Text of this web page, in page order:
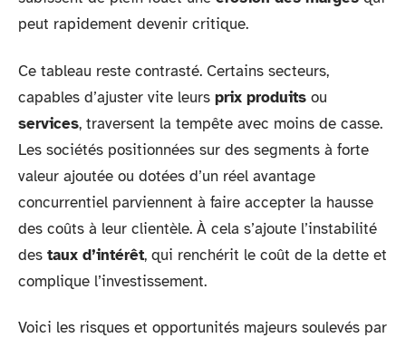
peut rapidement devenir critique.
Ce tableau reste contrasté. Certains secteurs,
capables d’ajuster vite leurs prix produits ou
services, traversent la tempête avec moins de casse.
Les sociétés positionnées sur des segments à forte
valeur ajoutée ou dotées d’un réel avantage
concurrentiel parviennent à faire accepter la hausse
des coûts à leur clientèle. À cela s’ajoute l’instabilité
des taux d’intérêt, qui renchérit le coût de la dette et
complique l’investissement.
Voici les risques et opportunités majeurs soulevés par